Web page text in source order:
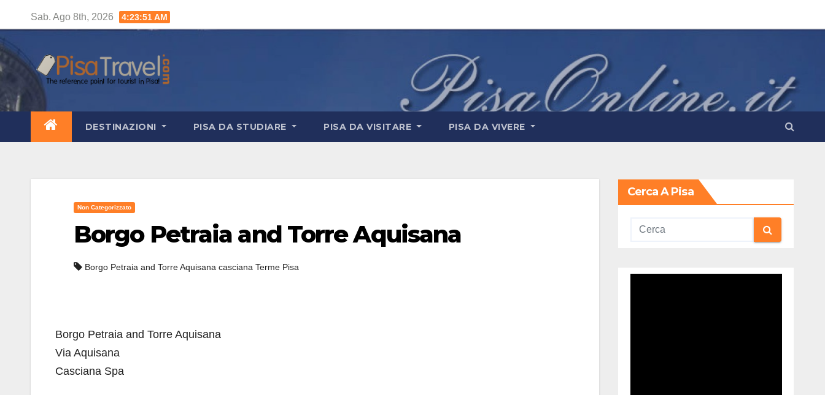
contenuto
Sab. Ago 8th, 2026 4:23:52 AM
DESTINAZIONI PISA DA STUDIARE PISA DA VISITARE PISA DA VIVERE
Non Categorizzato
Borgo Petraia and Torre Aquisana
Borgo Petraia and Torre Aquisana casciana Terme Pisa
Borgo Petraia and Torre Aquisana
Via Aquisana
Casciana Spa
Cerca A Pisa